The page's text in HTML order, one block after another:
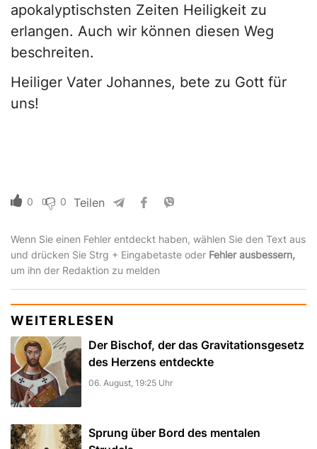
apokalyptischsten Zeiten Heiligkeit zu
erlangen. Auch wir können diesen Weg
beschreiten.
Heiliger Vater Johannes, bete zu Gott für
uns!
0 0 Teilen
Wenn Sie einen Fehler entdeckt haben, wählen Sie den Text aus
und drücken Sie Strg + Eingabetaste oder Fehler ausbessern,
um ihn der Redaktion zu melden
WEITERLESEN
Der Bischof, der das Gravitationsgesetz
des Herzens entdeckte
06. August, 19:25 Uhr
Sprung über Bord des mentalen